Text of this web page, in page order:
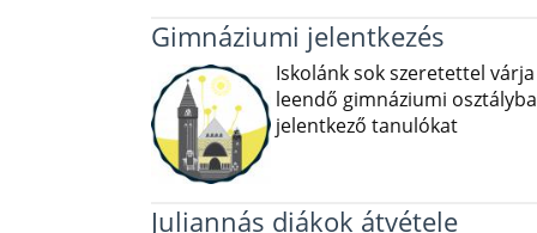
Gimnáziumi jelentkezés
Iskolánk sok szeretettel várja
leendő gimnáziumi osztályba
jelentkező tanulókat
Juliannás diákok átvétele